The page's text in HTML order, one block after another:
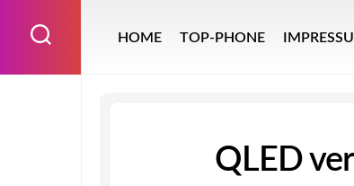
HOME TOP-PHONE
QLED